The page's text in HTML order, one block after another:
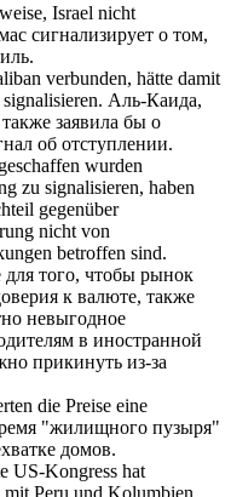
Israel nicht
сигнализирует о том,
verbunden, hätte damit
signalisieren. Аль-Каида,
заявила бы о
об отступлении.
wurden
zu signalisieren, haben
gegenüber
nicht von
betroffen sind.
того, чтобы рынок
к валюте, также
невыгодное
в иностранной
прикинуть из-за
die Preise eine
"жилищного пузыря"
домов.
US-Kongress hat
mit Peru und Kolumbien